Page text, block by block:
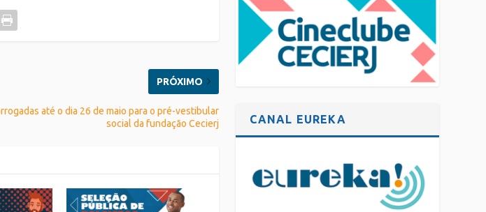
PRÓXIMO
até o dia 26 de maio para o pré-vestibular
social da fundação Cecierj
CANAL EUREKA